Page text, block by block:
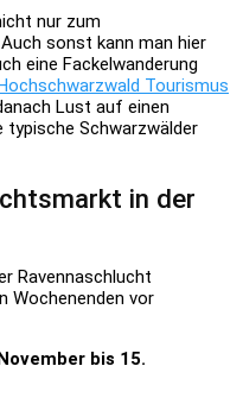
nur zum
sonst kann man hier
eine Fackelwanderung
Tourismus
Lust auf einen
typische Schwarzwälder
in der
Ravennaschlucht
Wochenenden vor
bis 15.